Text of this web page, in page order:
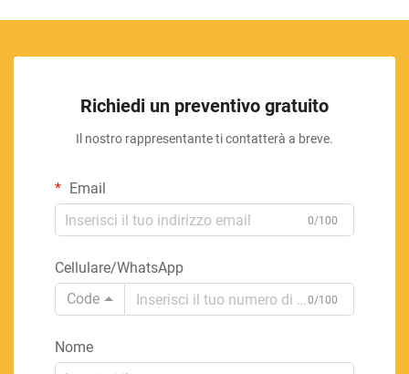
Richiedi un preventivo gratuito
Il nostro rappresentante ti contatterà a breve.
Email
0/100
Cellulare/WhatsApp
Code
0/100
Nome